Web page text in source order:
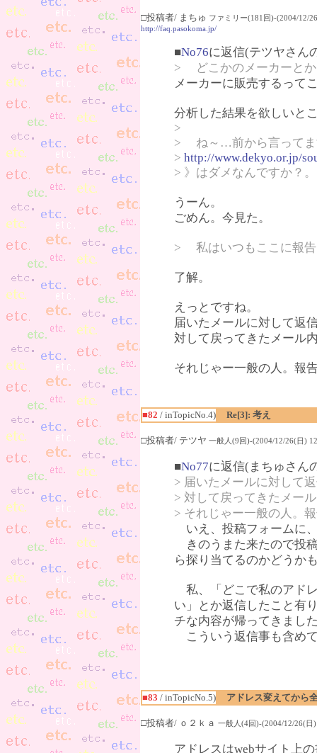
□投稿者/ まちゅ ファミリー(181回)-(2004/12/
http://faq.pasokoma.jp/
■No76に返信(テツヤさん
> どこかのメーカーとか
メーカーに販売するって
分析した結果を欲しいと
>
> ね～…前から言ってま
> http://www.dekyo.or.jp/
> 》はダメなんですか？。
うーん。
ごめん。今見た。
> 私はいつもここに報告
了解。
えっとですね。
届いたメールに対して返
対して戻ってきたメール
それじゃー一般の人。報
■82 / inTopicNo.4) Re[3]: 考え
□投稿者/ テツヤ 一般人(9回)-(2004/12/26(日)
■No77に返信(まちゅさん
> 届いたメールに対して
> 対して戻ってきたメー
> それじゃー一般の人。
いえ、投稿フォームに
きのうまた来たので投
ら探り当てるのかどうか
私、「どこで私のアド
い」とか返信したこと有
チな内容が帰ってきまし
こういう返信事も含め
■83 / inTopicNo.5) アドレス変えてから
□投稿者/ ｏ２ｋａ 一般人(4回)-(2004/12/26(日
アドレスはwebサイト上